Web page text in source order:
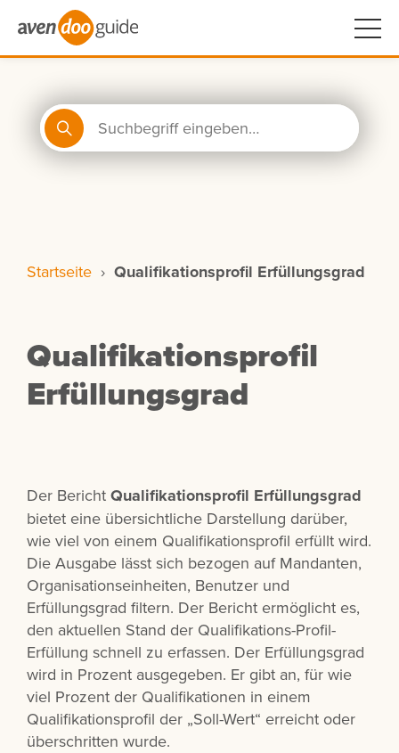
Startseite › Qualifikationsprofil Erfüllungsgrad
Qualifikationsprofil
Erfüllungsgrad
Der Bericht Qualifikationsprofil Erfüllungsgrad
bietet eine übersichtliche Darstellung darüber,
wie viel von einem Qualifikationsprofil erfüllt wird.
Die Ausgabe lässt sich bezogen auf Mandanten,
Organisationseinheiten, Benutzer und
Erfüllungsgrad filtern. Der Bericht ermöglicht es,
den aktuellen Stand der Qualifikations-Profil-
Erfüllung schnell zu erfassen. Der Erfüllungsgrad
wird in Prozent ausgegeben. Er gibt an, für wie
viel Prozent der Qualifikationen in einem
Qualifikationsprofil der „Soll-Wert“ erreicht oder
überschritten wurde.